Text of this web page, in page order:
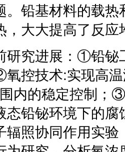
。铅基材料的载
，大大提高了反应
究进展：①铅铋工
控技术:实现高
内的稳定控制；
态铅铋环境下的
辐照协同作用实